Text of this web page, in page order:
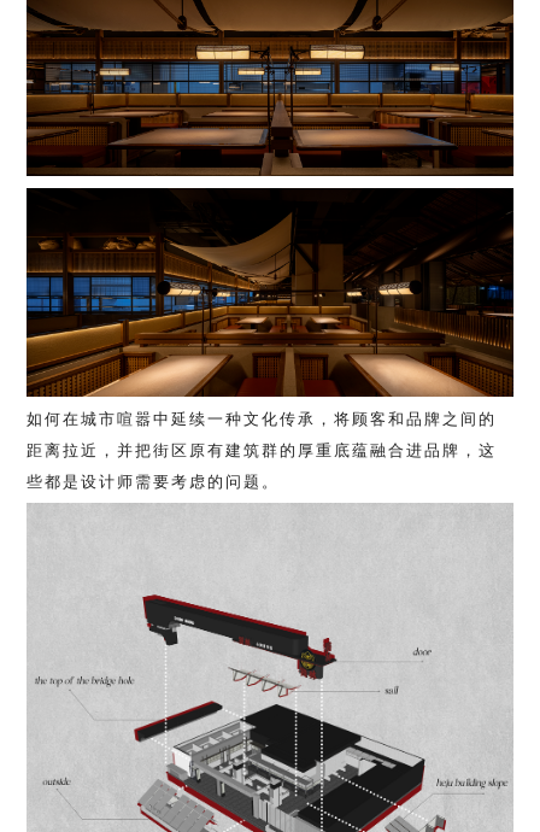
如何在城市喧嚣中延续一种文化传承，将顾客和品牌之间的
距离拉近，并把街区原有建筑群的厚重底蕴融合进品牌，这
些都是设计师需要考虑的问题。